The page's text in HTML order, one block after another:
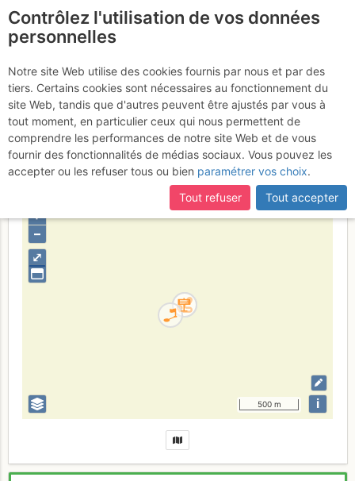
Pont de l'Abîme :
Boucle Le Chaos du
Chéran
Haute-Savoie
⤢
+
–
500 m i
Contrôlez l'utilisation de vos données
personnelles
Notre site Web utilise des cookies fournis par nous et par des
tiers. Certains cookies sont nécessaires au fonctionnement du
site Web, tandis que d'autres peuvent être ajustés par vous à
tout moment, en particulier ceux qui nous permettent de
comprendre les performances de notre site Web et de vous
fournir des fonctionnalités de médias sociaux. Vous pouvez les
accepter ou les refuser tous ou bien paramétrer vos choix.
Tout refuser
Tout accepter